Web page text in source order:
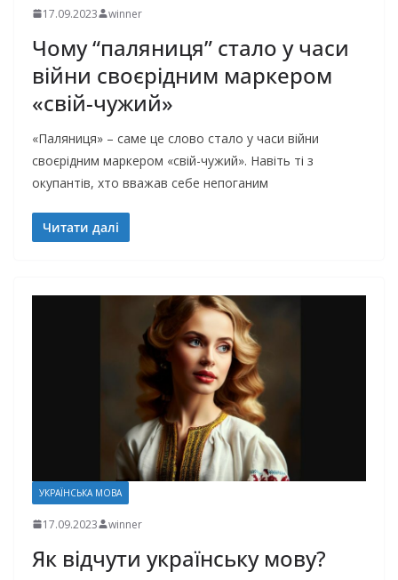
17.09.2023 winner
Чому “паляниця” стало у часи
війни своєрідним маркером
«свій-чужий»
«Паляниця» – саме це слово стало у часи війни
своєрідним маркером «свій-чужий». Навіть ті з
окупантів, хто вважав себе непоганим
Читати далі
УКРАЇНСЬКА МОВА
17.09.2023 winner
Як відчути українську мову?